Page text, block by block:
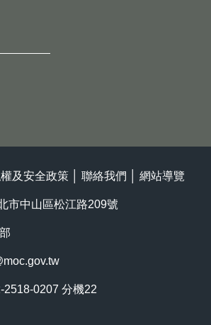
及安全政策 聯絡我們 網站導覽
市中山區松江路209號
2518-0207 分機22